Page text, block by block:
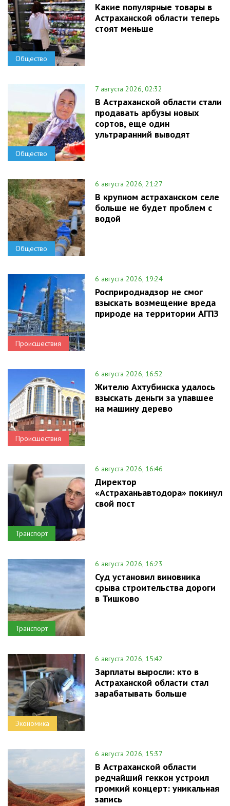
Общество
Какие популярные товары в
Астраханской области теперь
стоят меньше
Общество
7 августа 2026, 02:32
В Астраханской области стали
продавать арбузы новых
сортов, еще один
ультраранний выводят
Общество
6 августа 2026, 21:27
В крупном астраханском селе
больше не будет проблем с
водой
Происшествия
6 августа 2026, 19:24
Росприроднадзор не смог
взыскать возмещение вреда
природе на территории АГПЗ
Происшествия
6 августа 2026, 16:52
Жителю Ахтубинска удалось
взыскать деньги за упавшее
на машину дерево
Транспорт
6 августа 2026, 16:46
Директор
«Астраханьавтодора» покинул
свой пост
Транспорт
6 августа 2026, 16:23
Суд установил виновника
срыва строительства дороги
в Тишково
Экономика
6 августа 2026, 15:42
Зарплаты выросли: кто в
Астраханской области стал
зарабатывать больше
6 августа 2026, 15:37
В Астраханской области
редчайший геккон устроил
громкий концерт: уникальная
запись